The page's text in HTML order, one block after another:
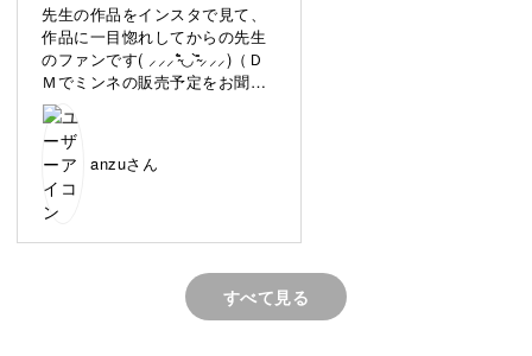
作品の美しさが一層引き立つ
完成した刺繍作品をフレームに仕立てることで、芸術性や
美しさが一層引き立ちます。
作品のサイズに合ったフレームを選んで装飾すれば、その
ままの状態よりも見栄えがグッとよくなりますよ。
先生の作品をインスタで見て、
作品に一目惚れしてからの先生
のファンです( ⸝⸝⸝⁼̴́◡︎⁼̴̀⸝⸝⸝)（Ｄ
Ｍでミンネの販売予定をお聞き
したものです…)今までクロスス
テッチはした事があるものの、
刺繍は自己流で2度ほど刺した程
度の初心者です。
とにかく、受講が楽しかったで
す。
毛の流れが難しくて何度も動画
後になって、もっとお尻を丸く
したら良かった…とか同じ所に
anzuさん
すべて見る